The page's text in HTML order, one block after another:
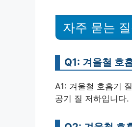
자주 묻는
Q1: 겨울철 호
A1: 겨울철 호흡기
공기 질 저하입니다.